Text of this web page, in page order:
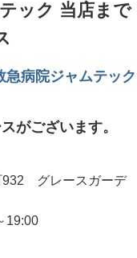
ック 当店まで
急病院ジャムテック
がございます。
932 グレースガーデ
19:00